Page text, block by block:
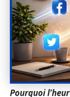
Pourquoi